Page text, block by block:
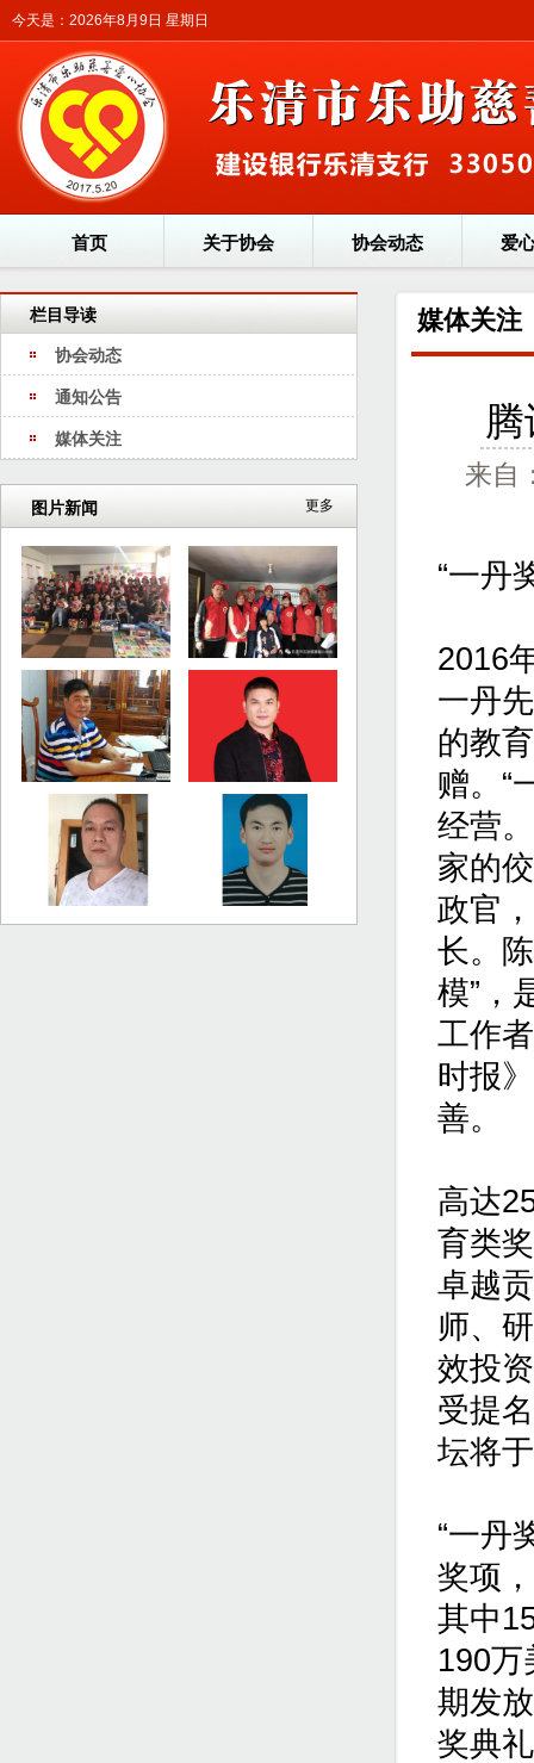
今天是：2026年8月9日 星期日
首页 关于协会 协会动态 爱
栏目导读
协会动态
通知公告
媒体关注
图片新闻 更多
媒体关注
来自
“一丹
2016
一丹
的教
赠。“
经营
家的
政官
长。
模”，
工作
时报
善。
高达
育类
卓越
师、
效投
受提
坛将
“一丹
奖项
其中
190万
期发
奖典